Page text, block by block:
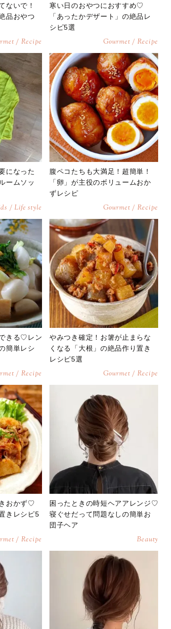
ないで！
品おやつ
/ Recipe
寒い日のおやつにおすすめ♡
「あったかデザート」の絶品レ
シピ5選
Gourmet / Recipe
になった
ームソッ
/ Life style
腹ペコたちも大満足！超簡単！
「卵」が主役のボリュームおか
ずレシピ
Gourmet / Recipe
きる♡レン
簡単レシ
/ Recipe
やみつき確定！お箸が止まらな
くなる「大根」の絶品作り置き
レシピ5選
Gourmet / Recipe
おかず♡
きレシピ5
/ Recipe
困ったときの時短ヘアアレンジ♡
寝ぐせだって問題なしの簡単お
団子ヘア
Beauty